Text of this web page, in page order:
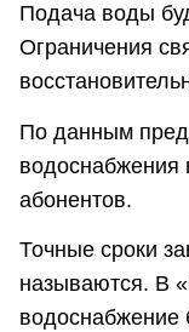
Подача воды
Ограничения
По данным
водоснабжения
абонентов.
Точные сроки
называются. В
водоснабжение